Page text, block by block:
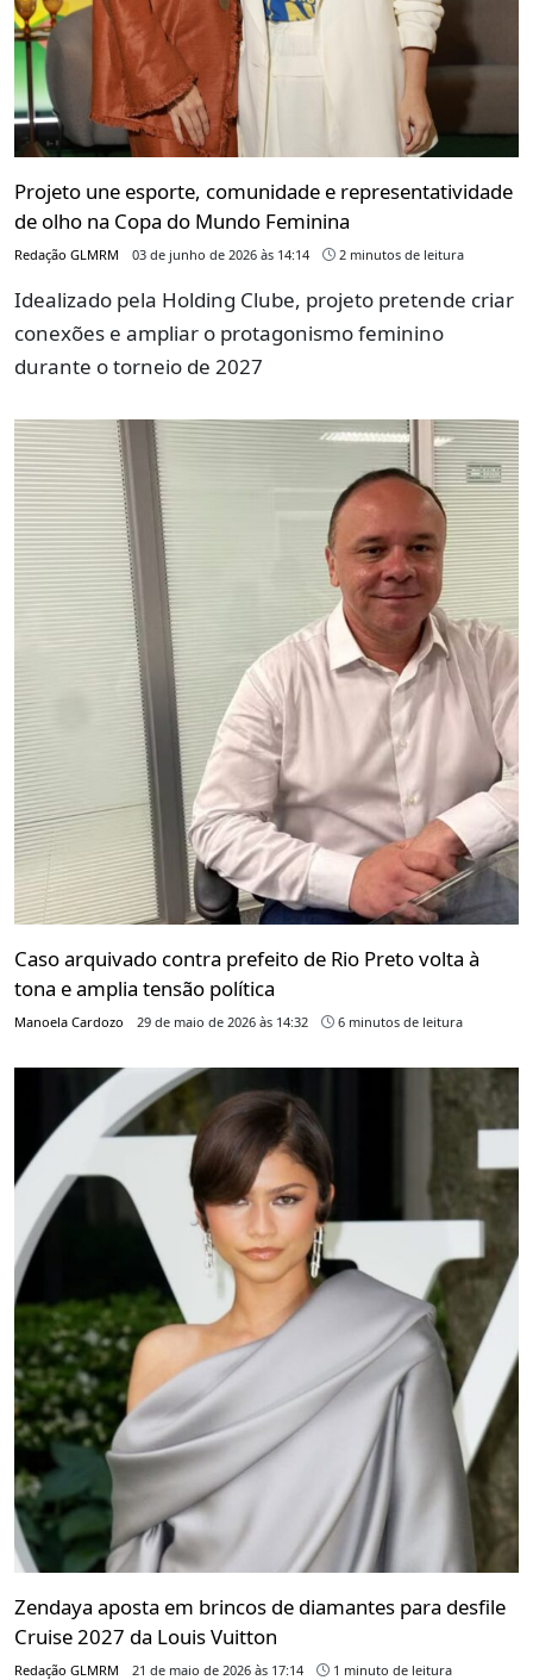
Projeto une esporte, comunidade e representatividade
de olho na Copa do Mundo Feminina
Redação GLMRM 03 de junho de 2026 às 14:14 2 minutos de leitura
Idealizado pela Holding Clube, projeto pretende criar
conexões e ampliar o protagonismo feminino
durante o torneio de 2027
Caso arquivado contra prefeito de Rio Preto volta à
tona e amplia tensão política
Manoela Cardozo 29 de maio de 2026 às 14:32 6 minutos de leitura
Zendaya aposta em brincos de diamantes para desfile
Cruise 2027 da Louis Vuitton
Redação GLMRM 21 de maio de 2026 às 17:14 1 minuto de leitura